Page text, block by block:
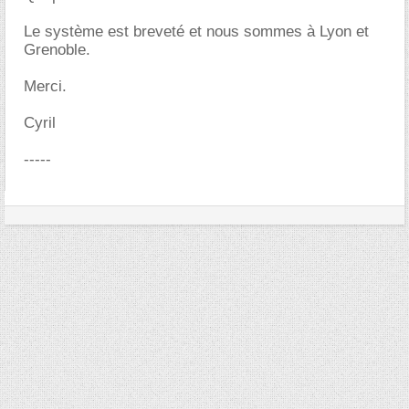
Le système est breveté et nous sommes à Lyon et
Grenoble.
Merci.
Cyril
-----